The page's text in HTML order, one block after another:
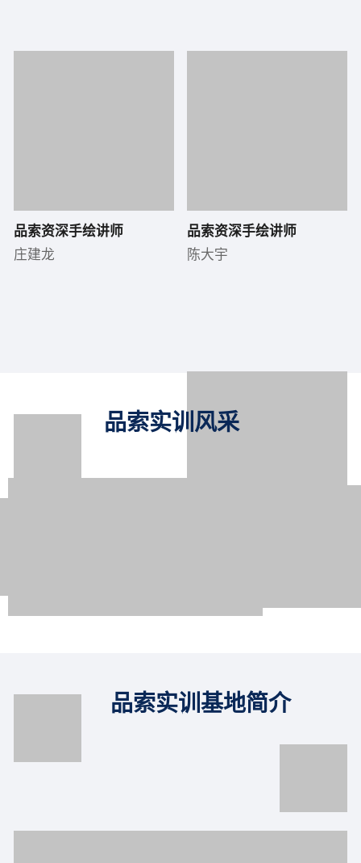
品索资深手绘讲师
陈大宇
品索资深手绘讲师
庄建龙
品索实训风采
品索实训基地简介